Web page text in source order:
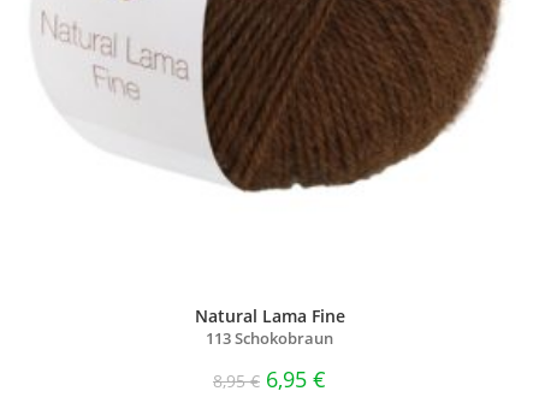
Natural Lama Fine
113 Schokobraun
8,95€ 6,95 €